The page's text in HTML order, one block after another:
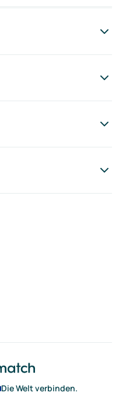
Die Welt verbinden.